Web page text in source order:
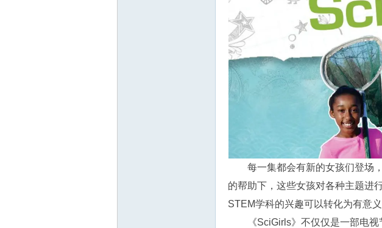
每一集都会有新的女孩们登场
的帮助下，这些女孩对各种主题进
STEM学科的兴趣可以转化为有意
《SciGirls》不仅仅是一部电